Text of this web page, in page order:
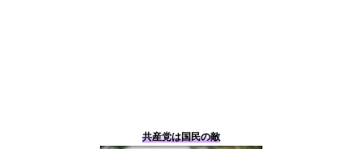
共産党は国民の敵